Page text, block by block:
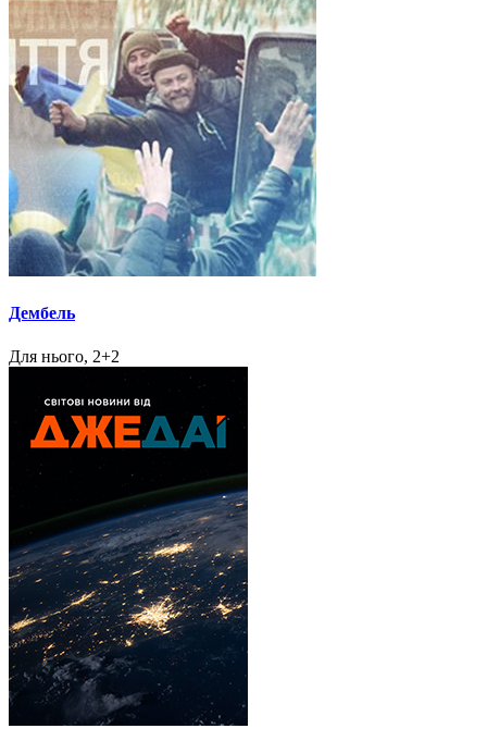
Дембель
Для нього, 2+2